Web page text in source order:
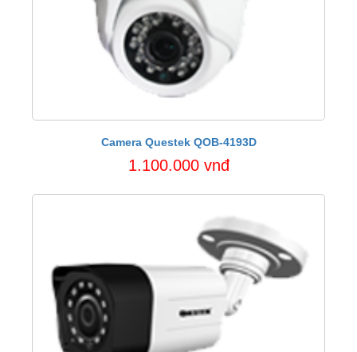
Camera Questek QOB-4193D
1.100.000 vnđ